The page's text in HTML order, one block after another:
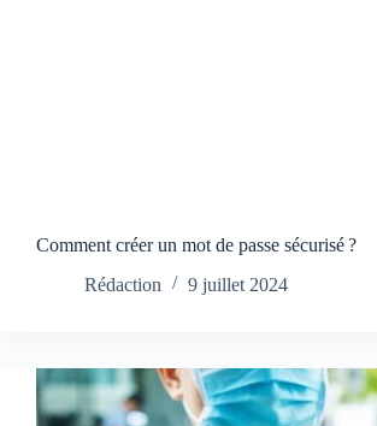
Comment créer un mot de passe sécurisé ?
Rédaction
9 juillet 2024